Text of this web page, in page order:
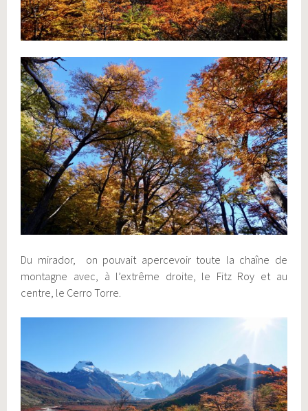
Du mirador, on pouvait apercevoir toute la chaîne de
montagne avec, à l’extrême droite, le Fitz Roy et au
centre, le Cerro Torre.